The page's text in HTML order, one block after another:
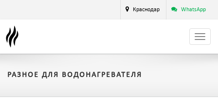
Краснодар WhatsApp
РАЗНОЕ ДЛЯ ВОДОНАГРЕВАТЕЛЯ